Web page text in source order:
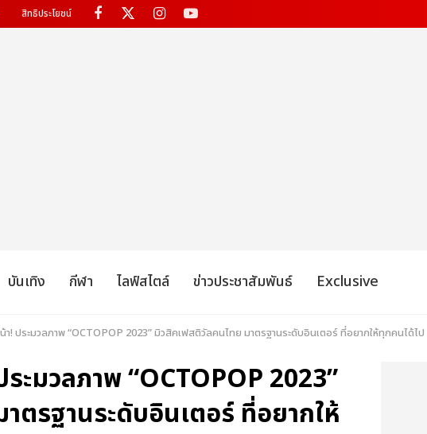
สิทธิประโยชน์
บันเทิง กีฬา ไลฟ์สไตล์ ข่าวประชาสัมพันธ์ Exclusive
! ประมวลภาพ “OCTOPOP 2023” มิวสิคเฟสติวัลคนไทย มาตรฐานระดับอินเตอร์ ที่อยากให้ทุกคนได้ไป
มวลภาพ “OCTOPOP 2023”
ตรฐานระดับอินเตอร์ ที่อยากให้